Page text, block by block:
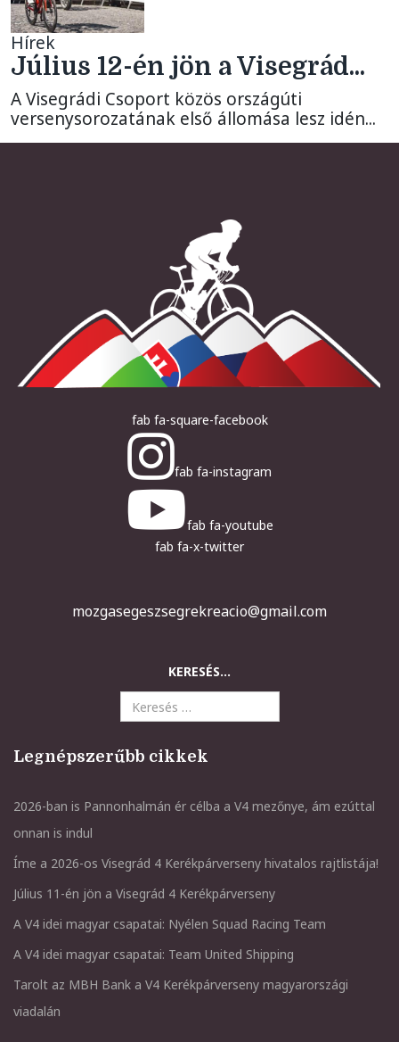
Hírek
Július 12-én jön a Visegrád...
A Visegrádi Csoport közös országúti
versenysorozatának első állomása lesz idén...
fab fa-square-facebook
fab fa-instagram
fab fa-youtube
fab fa-x-twitter
mozgasegeszsegrekreacio@gmail.com
KERESÉS...
Legnépszerűbb cikkek
2026-ban is Pannonhalmán ér célba a V4 mezőnye, ám ezúttal
onnan is indul
Íme a 2026-os Visegrád 4 Kerékpárverseny hivatalos rajtlistája!
Július 11-én jön a Visegrád 4 Kerékpárverseny
A V4 idei magyar csapatai: Nyélen Squad Racing Team
A V4 idei magyar csapatai: Team United Shipping
Tarolt az MBH Bank a V4 Kerékpárverseny magyarországi
viadalán